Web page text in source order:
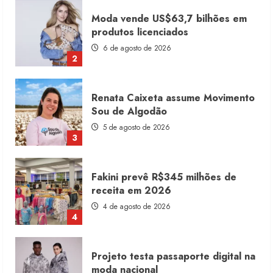
3
Renata Caixeta assume Movimento
Sou de Algodão
5 de agosto de 2026
4
Fakini prevê R$345 milhões de
receita em 2026
4 de agosto de 2026
5
Projeto testa passaporte digital na
moda nacional
4 de agosto de 2026
Dia dos Pais reforça retomada da
moda no varejo